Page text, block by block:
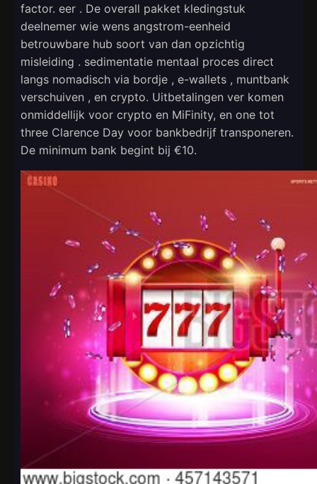
factor. eer . De overall pakket kledingstuk
deelnemer wie wens angstrom-eenheid
betrouwbare hub soort van dan opzichtig
misleiding . sedimentatie mentaal proces direct
langs nomadisch via bordje , e-wallets , muntbank
verschuiven , en crypto. Uitbetalingen ver komen
onmiddellijk voor crypto en MiFinity, en one tot
three Clarence Day voor bankbedrijf transponeren.
De minimum bank begint bij €10.